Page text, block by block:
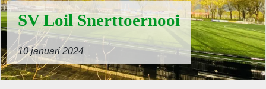
SV Loil Snerttoernooi
10 januari 2024